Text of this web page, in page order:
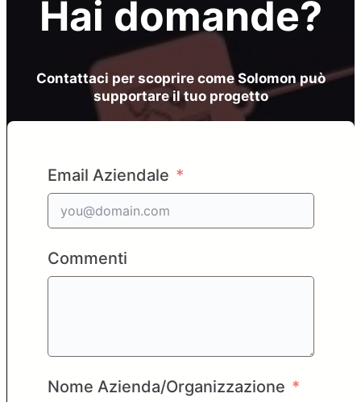
Hai domande?
Contattaci per scoprire come Solomon può
supportare il tuo progetto
Email Aziendale
Commenti
Nome Azienda/Organizzazione